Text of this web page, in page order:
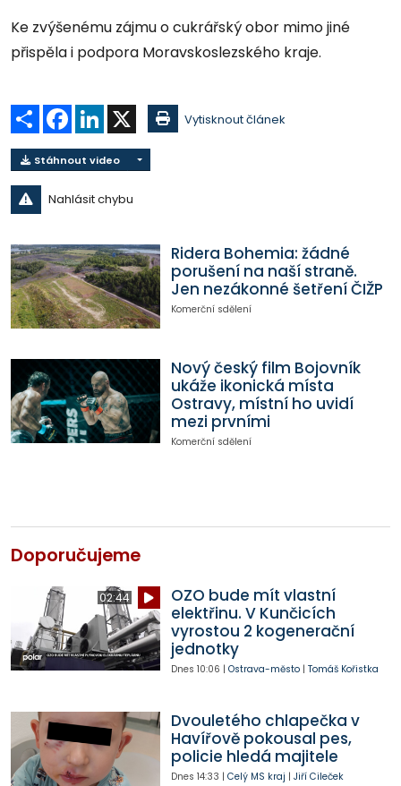
Ke zvýšenému zájmu o cukrářský obor mimo jiné
přispěla i podpora Moravskoslezského kraje.
Sdílet Facebook
LinkedIn Vytisknout článek
Stáhnout video
Nahlásit chybu
Ridera Bohemia: žádné
porušení na naší straně.
Jen nezákonné šetření ČIŽP
Komerční sdělení
Nový český film Bojovník
ukáže ikonická místa
Ostravy, místní ho uvidí
mezi prvními
Komerční sdělení
Doporučujeme
02:44
OZO bude mít vlastní
elektřinu. V Kunčicích
vyrostou 2 kogenerační
jednotky
Dnes 10:06 | Ostrava-město| Tomáš Kořistka
Dvouletého chlapečka v
Havířově pokousal pes,
policie hledá majitele
Dnes 14:33 | Celý MS kraj | Jiří Cileček